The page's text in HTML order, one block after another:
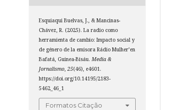
Esquiaqui Buelvas, J., & Mancinas-
Chávez, R. (2025). La radio como
herramienta de cambio: Impacto social y
de género de la emisora Rádio Mulher’en
Bafatá, Guinea-Bisáu.Media &
Jornalismo,25(46), e4601.
https://doi.org/10.14195/2183-
5462_46_1
Formatos Citação